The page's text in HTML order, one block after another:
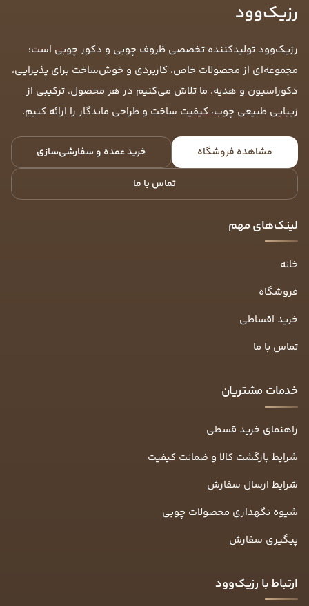
رزیک‌وود
رزیک‌وود تولیدکننده تخصصی ظروف چوبی و دکور چوبی است؛
مجموعه‌ای از محصولات خاص، کاربردی و خوش‌ساخت برای پذیرایی،
دکوراسیون و هدیه. ما تلاش می‌کنیم در هر محصول، ترکیبی از
زیبایی طبیعی چوب، کیفیت ساخت و طراحی ماندگار را ارائه کنیم.
مشاهده فروشگاه خرید عمده و سفارشی‌سازی
تماس با ما
لینک‌های مهم
خانه
فروشگاه
خرید اقساطی
تماس با ما
خدمات مشتریان
راهنمای خرید قسطی
شرایط بازگشت کالا و ضمانت کیفیت
شرایط ارسال سفارش
شیوه نگهداری محصولات چوبی
پیگیری سفارش
ارتباط با رزیک‌وود